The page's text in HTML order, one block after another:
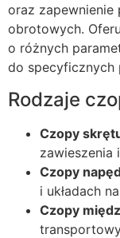
oraz zapewnienie
obrotowych.
o różnych
do specyficznych
Rodzaje
Czopy
zawieszenia
Czopy
i układach
Czopy